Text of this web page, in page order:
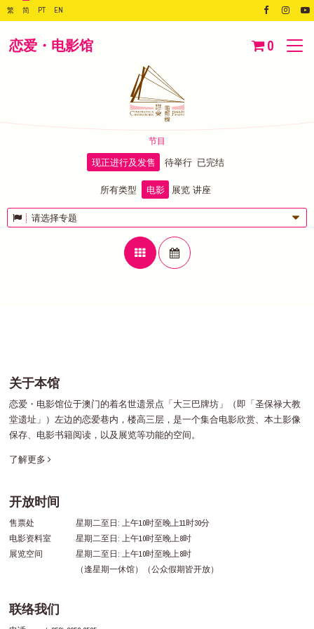
繁 简 PT EN
恋爱・电影馆 0
节目
现正进行及发售 待举行 已完结
所有类型 电影 展览 讲座
请选择专题
关于本馆
恋爱・电影馆位于澳门的着名世遗景点「大三巴牌坊」（即「圣保禄大教
堂遗址」）左边的恋爱巷内，楼高三层，是一个集合电影欣赏、本土影像
保存、电影书籍阅读，以及展览等功能的空间。
了解更多
开放时间
售票处
星期二至日: 上午10时至晚上11时30分
电影资料室
星期二至日: 上午10时至晚上8时
展览空间
星期二至日: 上午10时至晚上8时
（逢星期一休馆）（公众假期皆开放）
联络我们